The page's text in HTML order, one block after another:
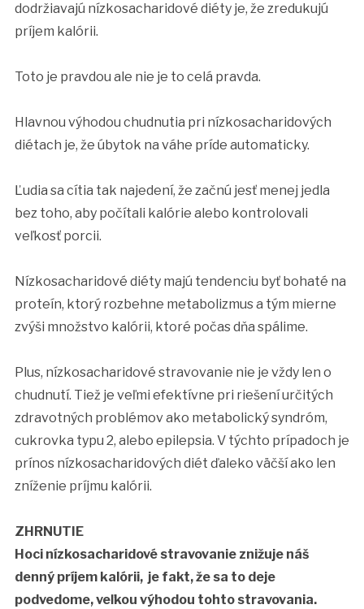
dodržiavajú nízkosacharidové diéty je, že zredukujú
príjem kalórii.
Toto je pravdou ale nie je to celá pravda.
Hlavnou výhodou chudnutia pri nízkosacharidových
diétach je, že úbytok na váhe príde automaticky.
Ľudia sa cítia tak najedení, že začnú jesť menej jedla
bez toho, aby počítali kalórie alebo kontrolovali
veľkosť porcii.
Nízkosacharidové diéty majú tendenciu byť bohaté na
proteín, ktorý rozbehne metabolizmus a tým mierne
zvýši množstvo kalórii, ktoré počas dňa spálime.
Plus, nízkosacharidové stravovanie nie je vždy len o
chudnutí. Tiež je veľmi efektívne pri riešení určitých
zdravotných problémov ako metabolický syndróm,
cukrovka typu 2, alebo epilepsia. V týchto prípadoch je
prínos nízkosacharidových diét ďaleko väčší ako len
zníženie príjmu kalórii.
ZHRNUTIE
Hoci nízkosacharidové stravovanie znižuje náš
denný príjem kalórii, je fakt, že sa to deje
podvedome, veľkou výhodou tohto stravovania.